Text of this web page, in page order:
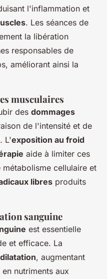
l'inflammation et
. Les séances de
la libération
responsables de
améliorant ainsi la
musculaires
des dommages
de l'intensité et de
. L'exposition au froid
aide à limiter ces
cellulaire et
libres produits
sanguine
est essentielle
et efficace. La
, augmentant
en nutriments aux